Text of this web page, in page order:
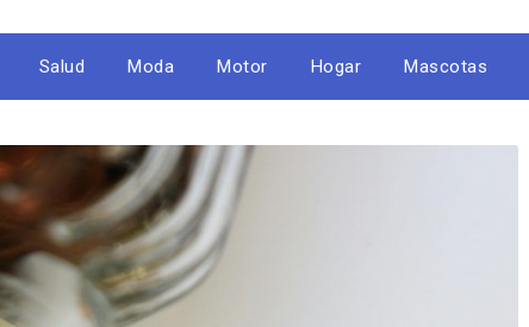
Salud Moda Motor Hogar Mascotas